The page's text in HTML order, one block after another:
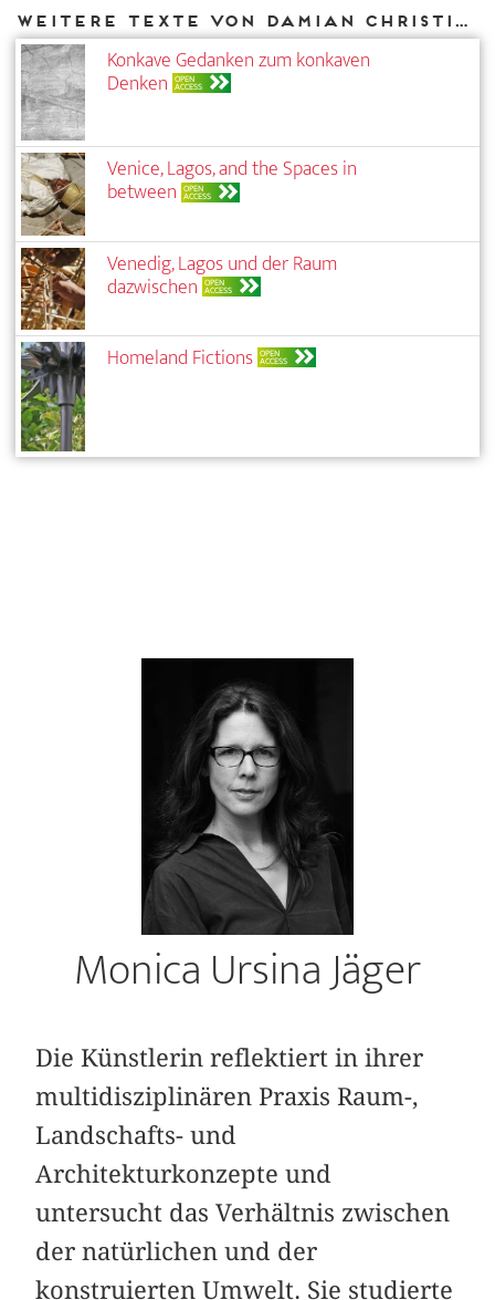
Weitere Texte von Damian Christinger bei DIAPHANES
Konkave Gedanken zum konkaven
Denken OPEN
ACCESS
Venice, Lagos, and the Spaces in
between OPEN
ACCESS
Venedig, Lagos und der Raum
dazwischen OPEN
ACCESS
Homeland Fictions OPEN
ACCESS
Monica Ursina Jäger
Die Künstlerin reflektiert in ihrer
multidisziplinären Praxis Raum-,
Landschafts- und
Architekturkonzepte und
untersucht das Verhältnis zwischen
der natürlichen und der
konstruierten Umwelt. Sie studierte